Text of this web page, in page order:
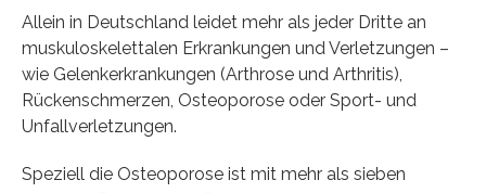
Allein in Deutschland leidet mehr als jeder Dritte an
muskuloskelettalen Erkrankungen und Verletzungen –
wie Gelenkerkrankungen (Arthrose und Arthritis),
Rückenschmerzen, Osteoporose oder Sport- und
Unfallverletzungen.
Speziell die Osteoporose ist mit mehr als sieben